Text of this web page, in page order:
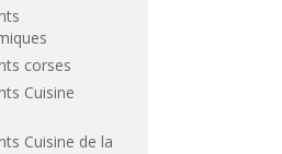
corses
Cuisine
Cuisine de la